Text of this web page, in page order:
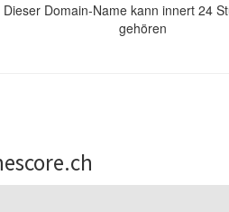
Dieser Domain-Name kann innert 24
gehören